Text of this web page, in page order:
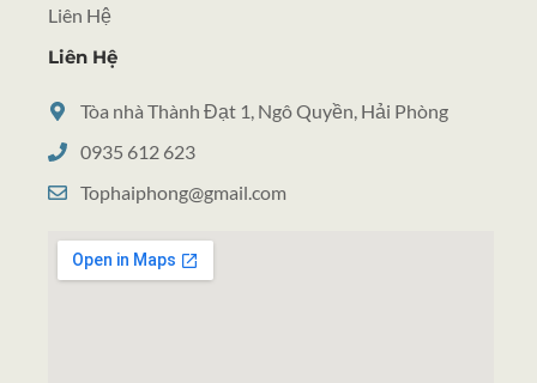
Liên Hệ
Liên Hệ
Tòa nhà Thành Đạt 1, Ngô Quyền, Hải Phòng
0935 612 623
Tophaiphong@gmail.com